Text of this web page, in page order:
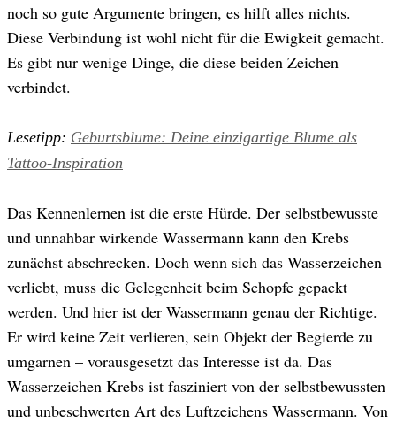
noch so gute Argumente bringen, es hilft alles nichts.
Diese Verbindung ist wohl nicht für die Ewigkeit gemacht.
Es gibt nur wenige Dinge, die diese beiden Zeichen
verbindet.
Lesetipp: Geburtsblume: Deine einzigartige Blume als
Tattoo-Inspiration
Das Kennenlernen ist die erste Hürde. Der selbstbewusste
und unnahbar wirkende Wassermann kann den Krebs
zunächst abschrecken. Doch wenn sich das Wasserzeichen
verliebt, muss die Gelegenheit beim Schopfe gepackt
werden. Und hier ist der Wassermann genau der Richtige.
Er wird keine Zeit verlieren, sein Objekt der Begierde zu
umgarnen – vorausgesetzt das Interesse ist da. Das
Wasserzeichen Krebs ist fasziniert von der selbstbewussten
und unbeschwerten Art des Luftzeichens Wassermann. Von